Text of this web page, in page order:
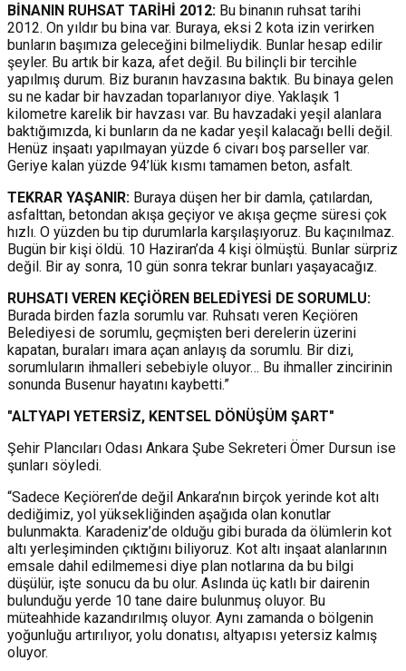
BİNANIN RUHSAT TARİHİ 2012: Bu binanın ruhsat tarihi
2012. On yıldır bu bina var. Buraya, eksi 2 kota izin verirken
bunların başımıza geleceğini bilmeliydik. Bunlar hesap edilir
şeyler. Bu artık bir kaza, afet değil. Bu bilinçli bir tercihle
yapılmış durum. Biz buranın havzasına baktık. Bu binaya gelen
su ne kadar bir havzadan toparlanıyor diye. Yaklaşık 1
kilometre karelik bir havzası var. Bu havzadaki yeşil alanlara
baktığımızda, ki bunların da ne kadar yeşil kalacağı belli değil.
Henüz inşaatı yapılmayan yüzde 6 civarı boş parseller var.
Geriye kalan yüzde 94’lük kısmı tamamen beton, asfalt.
TEKRAR YAŞANIR: Buraya düşen her bir damla, çatılardan,
asfalttan, betondan akışa geçiyor ve akışa geçme süresi çok
hızlı. O yüzden bu tip durumlarla karşılaşıyoruz. Bu kaçınılmaz.
Bugün bir kişi öldü. 10 Haziran’da 4 kişi ölmüştü. Bunlar sürpriz
değil. Bir ay sonra, 10 gün sonra tekrar bunları yaşayacağız.
RUHSATI VEREN KEÇİÖREN BELEDİYESİ DE SORUMLU:
Burada birden fazla sorumlu var. Ruhsatı veren Keçiören
Belediyesi de sorumlu, geçmişten beri derelerin üzerini
kapatan, buraları imara açan anlayış da sorumlu. Bir dizi,
sorumluların ihmalleri sebebiyle oluyor… Bu ihmaller zincirinin
sonunda Busenur hayatını kaybetti.”
"ALTYAPI YETERSİZ, KENTSEL DÖNÜŞÜM ŞART"
Şehir Plancıları Odası Ankara Şube Sekreteri Ömer Dursun ise
şunları söyledi.
“Sadece Keçiören’de değil Ankara’nın birçok yerinde kot altı
dediğimiz, yol yüksekliğinden aşağıda olan konutlar
bulunmakta. Karadeniz’de olduğu gibi burada da ölümlerin kot
altı yerleşiminden çıktığını biliyoruz. Kot altı inşaat alanlarının
emsale dahil edilmemesi diye plan notlarına da bu bilgi
düşülür, işte sonucu da bu olur. Aslında üç katlı bir dairenin
bulunduğu yerde 10 tane daire bulunmuş oluyor. Bu
müteahhide kazandırılmış oluyor. Aynı zamanda o bölgenin
yoğunluğu artırılıyor, yolu donatısı, altyapısı yetersiz kalmış
oluyor.